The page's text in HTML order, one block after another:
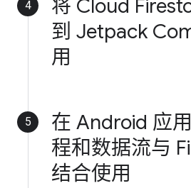
4
将 Cloud
到 Jetpack
用
5
在 Android 应
程和数据流与
结合使用